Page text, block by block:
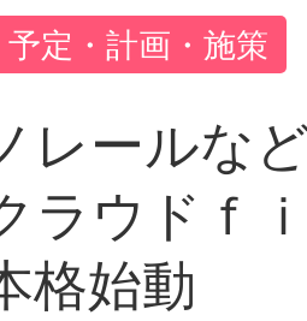
予定・計画・施策
レールな
ラウドｆ
格始動